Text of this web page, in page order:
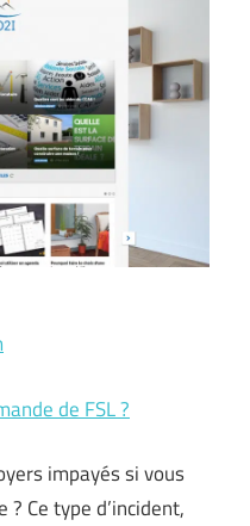
de FSL ?
impayés si vous
Ce type d’incident,